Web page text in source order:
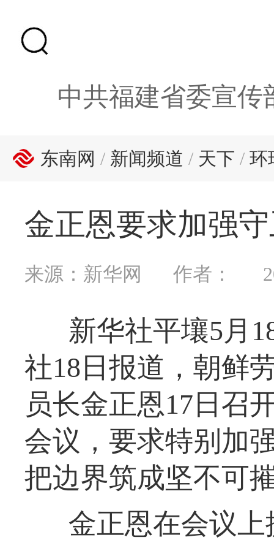
中共福建省委宣传
东南网 / 新闻频道 / 天下 / 环
金正恩要求加强
来源：新华网 作者：
新华社平壤5月
社18日报道，朝鲜
员长金正恩17日召
会议，要求特别加
把边界筑成坚不可
金正恩在会议